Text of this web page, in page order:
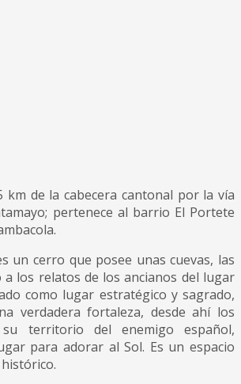
km de la cabecera cantonal por la vía
pertenece al barrio El Portete
un cerro que posee unas cuevas, las
a los relatos de los ancianos del lugar
como lugar estratégico y sagrado,
verdadera fortaleza, desde ahí los
su territorio del enemigo español,
para adorar al Sol. Es un espacio